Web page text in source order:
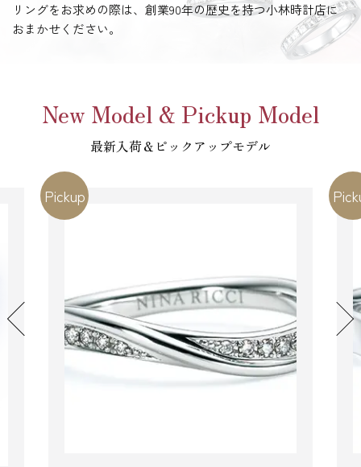
リングをお求めの際は、創業90年の歴史を持つ小林時計店に
おまかせください。
New Model & Pickup Model
最新入荷＆ピックアップモデル
Pickup